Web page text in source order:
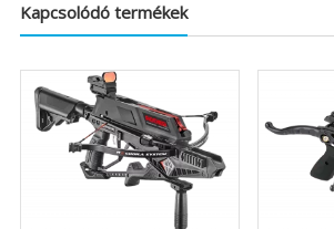
Kapcsolódó termékek